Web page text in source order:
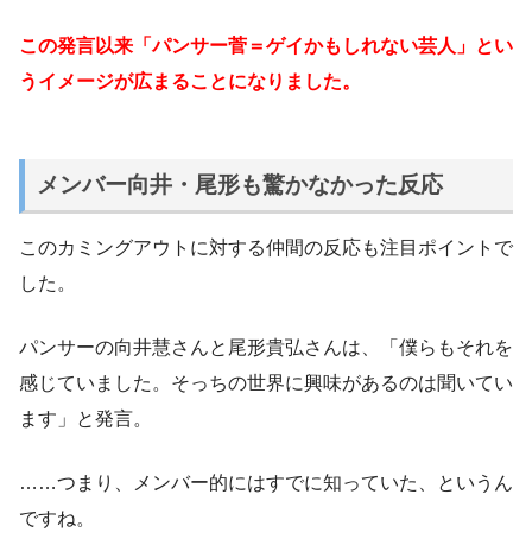
この発言以来「パンサー菅＝ゲイかもしれない芸人」とい
うイメージが広まることになりました。
メンバー向井・尾形も驚かなかった反応
このカミングアウトに対する仲間の反応も注目ポイントで
した。
パンサーの向井慧さんと尾形貴弘さんは、「僕らもそれを
感じていました。そっちの世界に興味があるのは聞いてい
ます」と発言。
……つまり、メンバー的にはすでに知っていた、というん
ですね。